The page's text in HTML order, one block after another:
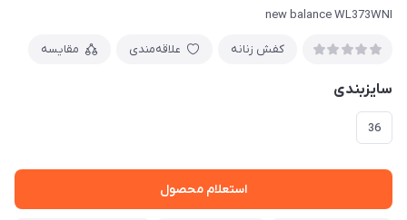
new balance WL373WNI
کفش زنانه علاقه‌مندی مقایسه
سایزبندی
36
استعلام محصول